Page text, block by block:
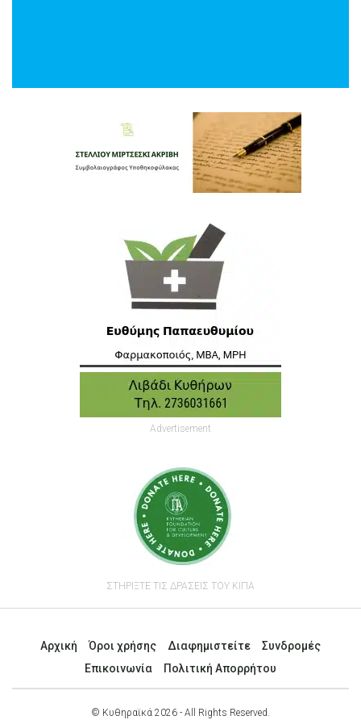
Advertisement
ΣΤΗΡΙΞΤΕ ΤΙΣ ΔΡΑΣΕΙΣ ΤΟΥ ΚΙΠΑ
Αρχική Όροι χρήσης Διαφημιστείτε
Συνδρομές
Επικοινωνία
Πολιτική Απορρήτου
© Κυθηραϊκά 2026 - All Rights Reserved.